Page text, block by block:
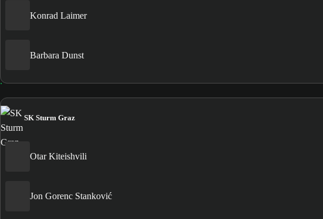
Konrad Laimer
Barbara Dunst
SK Sturm Graz
Otar Kiteishvili
Jon Gorenc Stanković